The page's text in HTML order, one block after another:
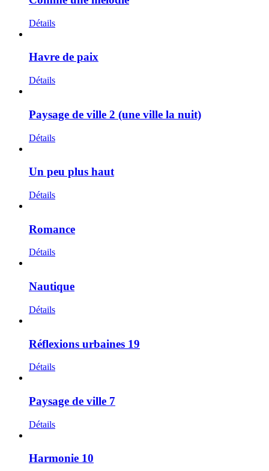
Détails
Havre de paix
Détails
Paysage de ville 2 (une ville la nuit)
Détails
Un peu plus haut
Détails
Romance
Détails
Nautique
Détails
Réflexions urbaines 19
Détails
Paysage de ville 7
Détails
Harmonie 10